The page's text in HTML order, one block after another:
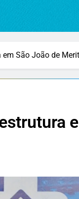
São João de